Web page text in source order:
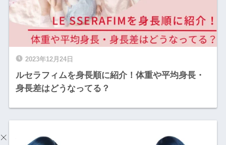
2023年12月24日
ルセラフィムを身長順に紹介！体重や平均身長・
身長差はどうなってる？